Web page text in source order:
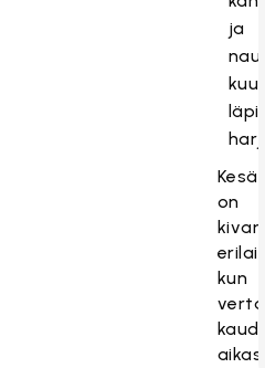
ja
läpi
on
kivan
kun